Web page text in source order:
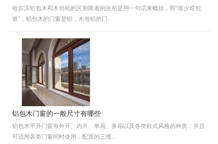
哈尔滨铝包木和木包铝的区别两者的区别是用一句话来概括，即“谁少谁包
谁”，铝包木的门窗是铝，木包铝的门...
铝包木门窗的一般尺寸有哪些
铝包木平开门窗有外开、内开、单扇、多扇以及各类欧式风格的种类，并且
可适用各类门窗同时使用，配置的三维...